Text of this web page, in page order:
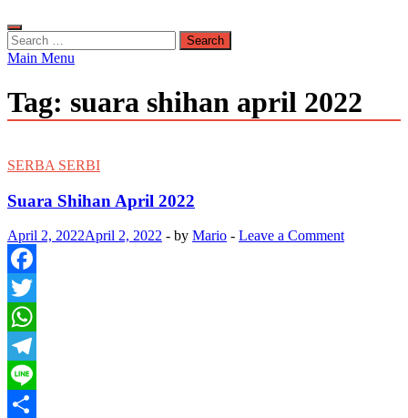
Search
for:
Main Menu
Tag: suara shihan april 2022
SERBA SERBI
Suara Shihan April 2022
April 2, 2022April 2, 2022 - by Mario - Leave a Comment
Facebook
Twitter
WhatsApp
Telegram
Line